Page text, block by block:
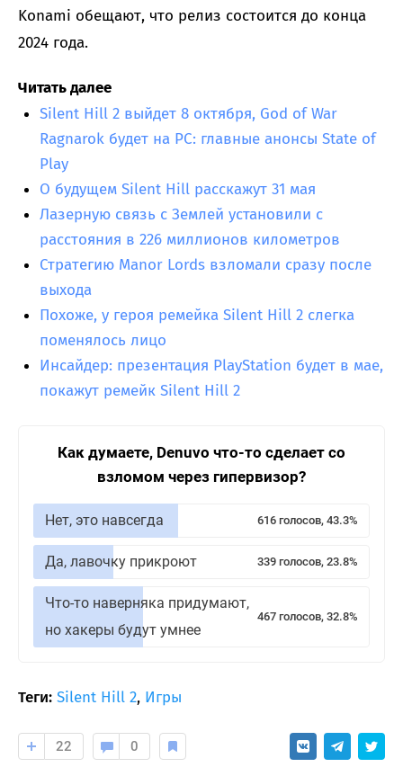
Konami обещают, что релиз состоится до конца
2024 года.
Читать далее
Silent Hill 2 выйдет 8 октября, God of War
Ragnarok будет на PC: главные анонсы State of
Play
О будущем Silent Hill расскажут 31 мая
Лазерную связь с Землей установили с
расстояния в 226 миллионов километров
Стратегию Manor Lords взломали сразу после
выхода
Похоже, у героя ремейка Silent Hill 2 слегка
поменялось лицо
Инсайдер: презентация PlayStation будет в мае,
покажут ремейк Silent Hill 2
Как думаете, Denuvo что-то сделает со
взломом через гипервизор?
Нет, это навсегда 616 голосов, 43.3%
Да, лавочку прикроют 339 голосов, 23.8%
Что-то наверняка придумают,
но хакеры будут умнее
467 голосов, 32.8%
Теги: Silent Hill 2, Игры
22 0